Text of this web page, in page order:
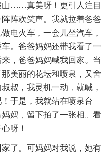
山……真美呀！更引人注目
阵欢笑声。我就拉着爸爸
电火车，一会儿坐汽车，
。爸爸妈妈还带我看了一
，爸爸妈妈喊我回家。当
美丽的花坛和喷泉，又舍
叔，我灵机一动，就喊，
于是，我就站在喷泉台
妈，留下拍了一张相。看
呀！
了。可妈妈对我说，她有